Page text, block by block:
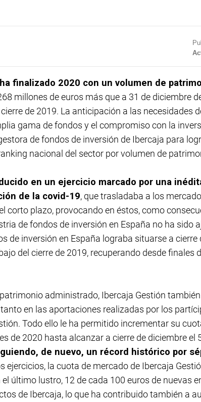
finalizado 2020 con un volumen de
millones de euros más que a 31 de diciembre
de 2019. La anticipación a las necesidades
gama de fondos y el compromiso con la
de fondos de inversión de Ibercaja para
nacional del sector por volumen de
en un ejercicio marcado por una
de la covid-19, que trasladaba a los
corto plazo, provocando en éstos, como
de fondos de inversión en España no ha sido
de inversión en España lograba situarse a cierre
del cierre de 2019, recuperando desde finales
administrado, Ibercaja Gestión
en las aportaciones realizadas por los
Todo ello le ha permitido incrementar su
de 2020 hasta alcanzar a cierre de diciembre el
de nuevo, un récord histórico por
ejercicios, la cuota de mercado de Ibercaja
último lustro, 12 de cada 100 euros de nuevas
de Ibercaja, lo que ha contribuido también a